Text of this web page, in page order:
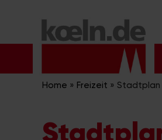
Inhalt
Home » Freizeit » Stadtplan